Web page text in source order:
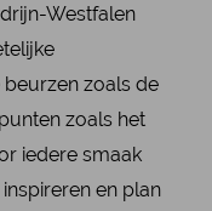
Westfalen
beurzen zoals de
zoals het
iedere smaak
en plan